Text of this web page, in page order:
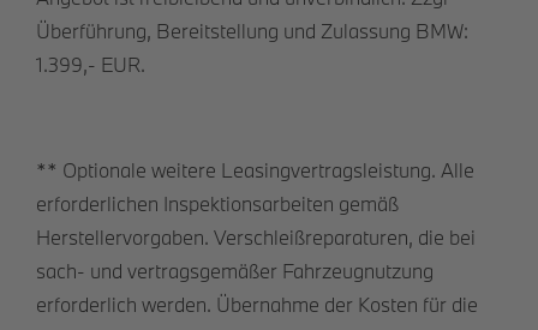
Überführung, Bereitstellung und Zulassung BMW:
1.399,- EUR.
** Optionale weitere Leasingvertragsleistung. Alle
erforderlichen Inspektionsarbeiten gemäß
Herstellervorgaben. Verschleißreparaturen, die bei
sach- und vertragsgemäßer Fahrzeugnutzung
erforderlich werden. Übernahme der Kosten für die